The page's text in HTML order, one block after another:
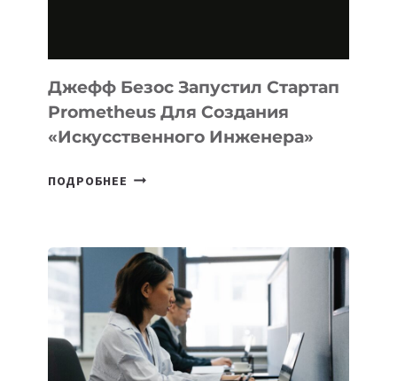
И
LINUX
Джефф Безос Запустил Стартап
Prometheus Для Создания
«искусственного Инженера»
ПОДРОБНЕЕ ДЖЕФФ
PROMETHEUS
ДЛЯ
СОЗДАНИЯ
«ИСКУССТВЕННОГО
ИНЖЕНЕРА»